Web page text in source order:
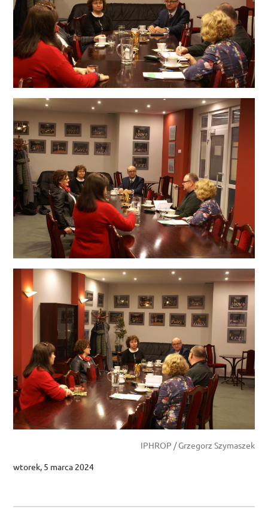
IPHROP / Grzegorz Szymaszek
wtorek, 5 marca 2024